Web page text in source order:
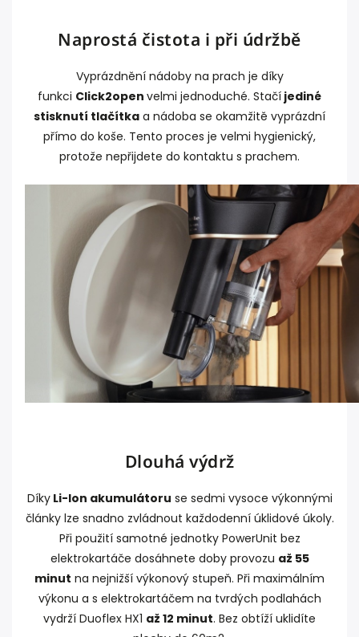
Naprostá čistota i při údržbě
Vyprázdnění nádoby na prach je díky
funkci Click2open velmi jednoduché. Stačí jediné
stisknutí tlačítka a nádoba se okamžitě vyprázdní
přímo do koše. Tento proces je velmi hygienický,
protože nepřijdete do kontaktu s prachem.
Dlouhá výdrž
DíkyLi-Ion akumulátoru se sedmi vysoce výkonnými
články lze snadno zvládnout každodenní úklidové úkoly.
Při použití samotné jednotky PowerUnit bez
elektrokartáče dosáhnete doby provozu až 55
minut na nejnižší výkonový stupeň. Při maximálním
výkonu a s elektrokartáčem na tvrdých podlahách
vydrží Duoflex HX1 až 12 minut. Bez obtíží uklidíte